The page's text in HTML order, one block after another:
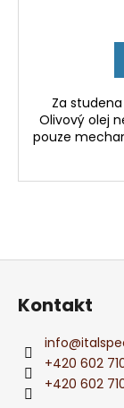
Za
Olivový olej
pouze
Kontakt
info@
+420 602
+420 602